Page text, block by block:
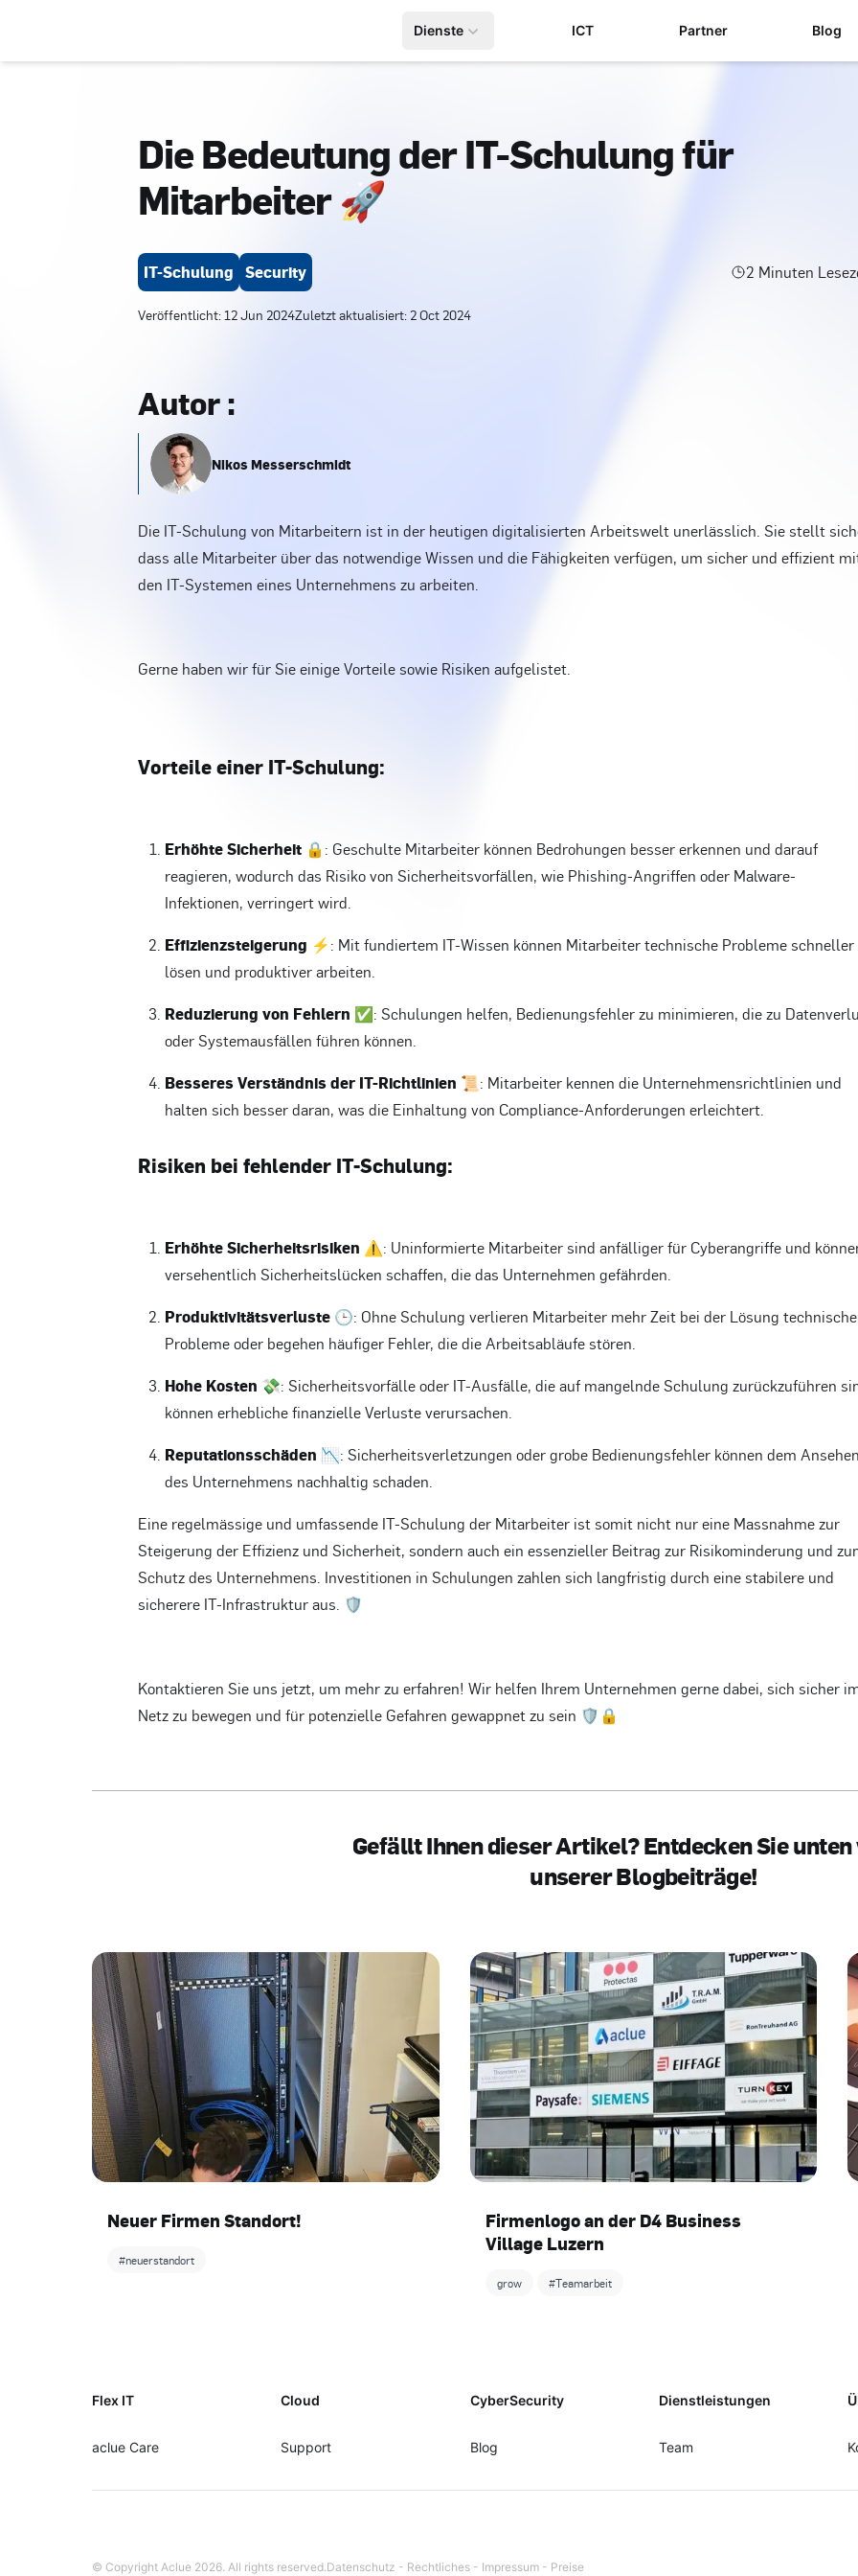
Dienste ICT Partner Blog
Die Bedeutung der IT-Schulung für
Mitarbeiter 🚀
IT-Schulung Security 2 Minuten
Veröffentlicht:12 Jun 2024Zuletzt aktualisiert:2 Oct 2024
Autor:
Nikos Messerschmidt
Die IT-Schulung von Mitarbeitern ist in der heutigen digitalisierten Arbeitswelt unerlässlich. Sie stellt
dass alle Mitarbeiter über das notwendige Wissen und die Fähigkeiten verfügen, um sicher und effizient
den IT-Systemen eines Unternehmens zu arbeiten.
Gerne haben wir für Sie einige Vorteile sowie Risiken aufgelistet.
Vorteile einer IT-Schulung:
Erhöhte Sicherheit 🔒 : Geschulte Mitarbeiter können Bedrohungen besser erkennen und darauf
reagieren, wodurch das Risiko von Sicherheitsvorfällen, wie Phishing-Angriffen oder Malware-
Infektionen, verringert wird.
Effizienzsteigerung ⚡: Mit fundiertem IT-Wissen können Mitarbeiter technische Probleme schneller
lösen und produktiver arbeiten.
Reduzierung von Fehlern ✅: Schulungen helfen, Bedienungsfehler zu minimieren, die zu
oder Systemausfällen führen können.
Besseres Verständnis der IT-Richtlinien 📜: Mitarbeiter kennen die Unternehmensrichtlinien und
halten sich besser daran, was die Einhaltung von Compliance-Anforderungen erleichtert.
Risiken bei fehlender IT-Schulung:
Erhöhte Sicherheitsrisiken ⚠️: Uninformierte Mitarbeiter sind anfälliger für Cyberangriffe und
versehentlich Sicherheitslücken schaffen, die das Unternehmen gefährden.
Produktivitätsverluste 🕒: Ohne Schulung verlieren Mitarbeiter mehr Zeit bei der Lösung
Probleme oder begehen häufiger Fehler, die die Arbeitsabläufe stören.
Hohe Kosten 💸: Sicherheitsvorfälle oder IT-Ausfälle, die auf mangelnde Schulung zurückzuführen
können erhebliche finanzielle Verluste verursachen.
Reputationsschäden 📉 : Sicherheitsverletzungen oder grobe Bedienungsfehler können dem Ansehen
des Unternehmens nachhaltig schaden.
Eine regelmässige und umfassende IT-Schulung der Mitarbeiter ist somit nicht nur eine Massnahme zur
Steigerung der Effizienz und Sicherheit, sondern auch ein essenzieller Beitrag zur Risikominderung und
Schutz des Unternehmens. Investitionen in Schulungen zahlen sich langfristig durch eine stabilere und
sicherere IT-Infrastruktur aus. 🛡️
Kontaktieren Sie uns jetzt, um mehr zu erfahren! Wir helfen Ihrem Unternehmen gerne dabei, sich sicher
Netz zu bewegen und für potenzielle Gefahren gewappnet zu sein 🛡️ 🔒
Gefällt Ihnen dieser Artikel? Entdecken Sie
unserer Blogbeiträge!
Neuer Firmen Standort!
#neuerstandort
Firmenlogo an der D4 Business
Village Luzern
grow #Teamarbeit
Flex IT
aclue Care
Cloud
Support
CyberSecurity
Blog
Dienstleistungen
Team
© Copyright Aclue 2026. All rights reserved.Datenschutz - Rechtliches - Impressum - Preise